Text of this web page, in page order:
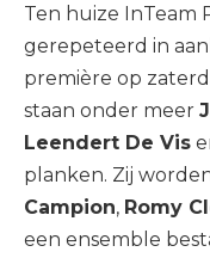
Ten huize InTeam
gerepeteerd in
première op
staan onder meer
Leendert De Vis
planken. Zij
Campion, Romy
een ensemble